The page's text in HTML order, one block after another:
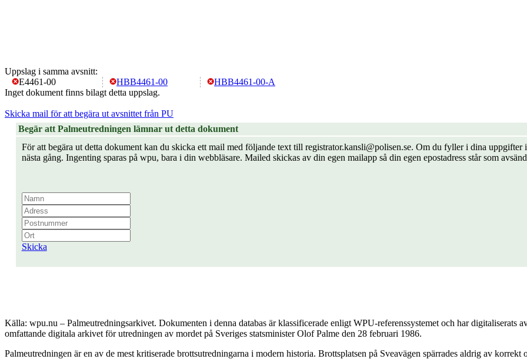
Uppslag i samma avsnitt:
E4461-00
HBB4461-00
HBB4461-00-A
Inget dokument finns bilagt detta uppslag.
Skicka mail för att begära ut avsnittet från PU
Begär att Palmeutredningen lämnar ut detta dokument
För att begära ut detta dokument kan du skicka ett mail med följande text till registrator.kansli@polisen.se. Om du fyller i dina
nästa gång. Ingenting sparas på wpu, bara i din webbläsare. Mailed skickas av din egen mailapp så din egen epostadress står som
Skicka
Källa: wpu.nu – Palmeutredningsarkivet. Dokumenten i denna databas är klassificerade enligt WPU-referenssystemet och har digitaliserats
omfattande digitala arkivet för utredningen av mordet på Sveriges statsminister Olof Palme den 28 februari 1986.
Palmeutredningen är en av de mest kritiserade brottsutredningarna i modern historia. Brottsplatsen på Sveavägen spärrades aldrig av korrekt